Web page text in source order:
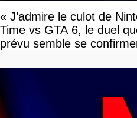
« J’admire le culot de
Time vs GTA 6, le duel
prévu semble se